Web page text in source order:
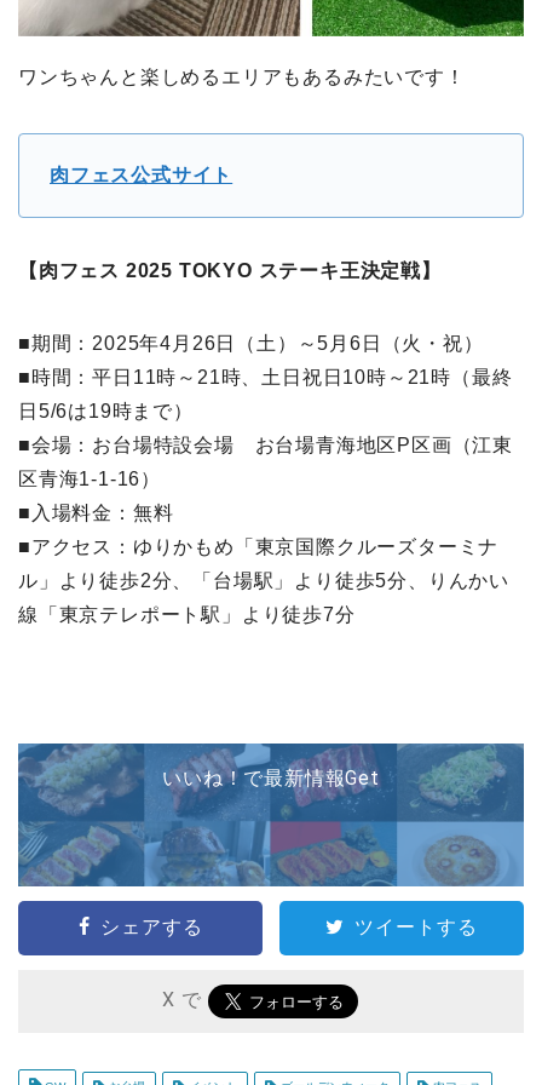
ワンちゃんと楽しめるエリアもあるみたいです！
肉フェス公式サイト
【肉フェス 2025 TOKYO ステーキ王決定戦】
■期間：2025年4月26日（土）～5月6日（火・祝）
■時間：平日11時～21時、土日祝日10時～21時（最終
日5/6は19時まで）
■会場：お台場特設会場 お台場青海地区P区画（江東
区青海1-1-16）
■入場料金：無料
■アクセス：ゆりかもめ「東京国際クルーズターミナ
ル」より徒歩2分、「台場駅」より徒歩5分、りんかい
線「東京テレポート駅」より徒歩7分
いいね！で最新情報Get
シェアする ツイートする
X で